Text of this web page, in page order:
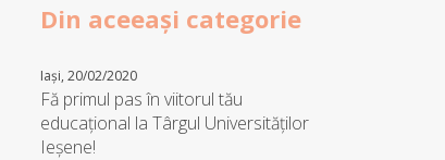
Din aceeași categorie
Iași, 20/02/2020
Fă primul pas în viitorul tău
educațional la Târgul Universităților
Ieșene!